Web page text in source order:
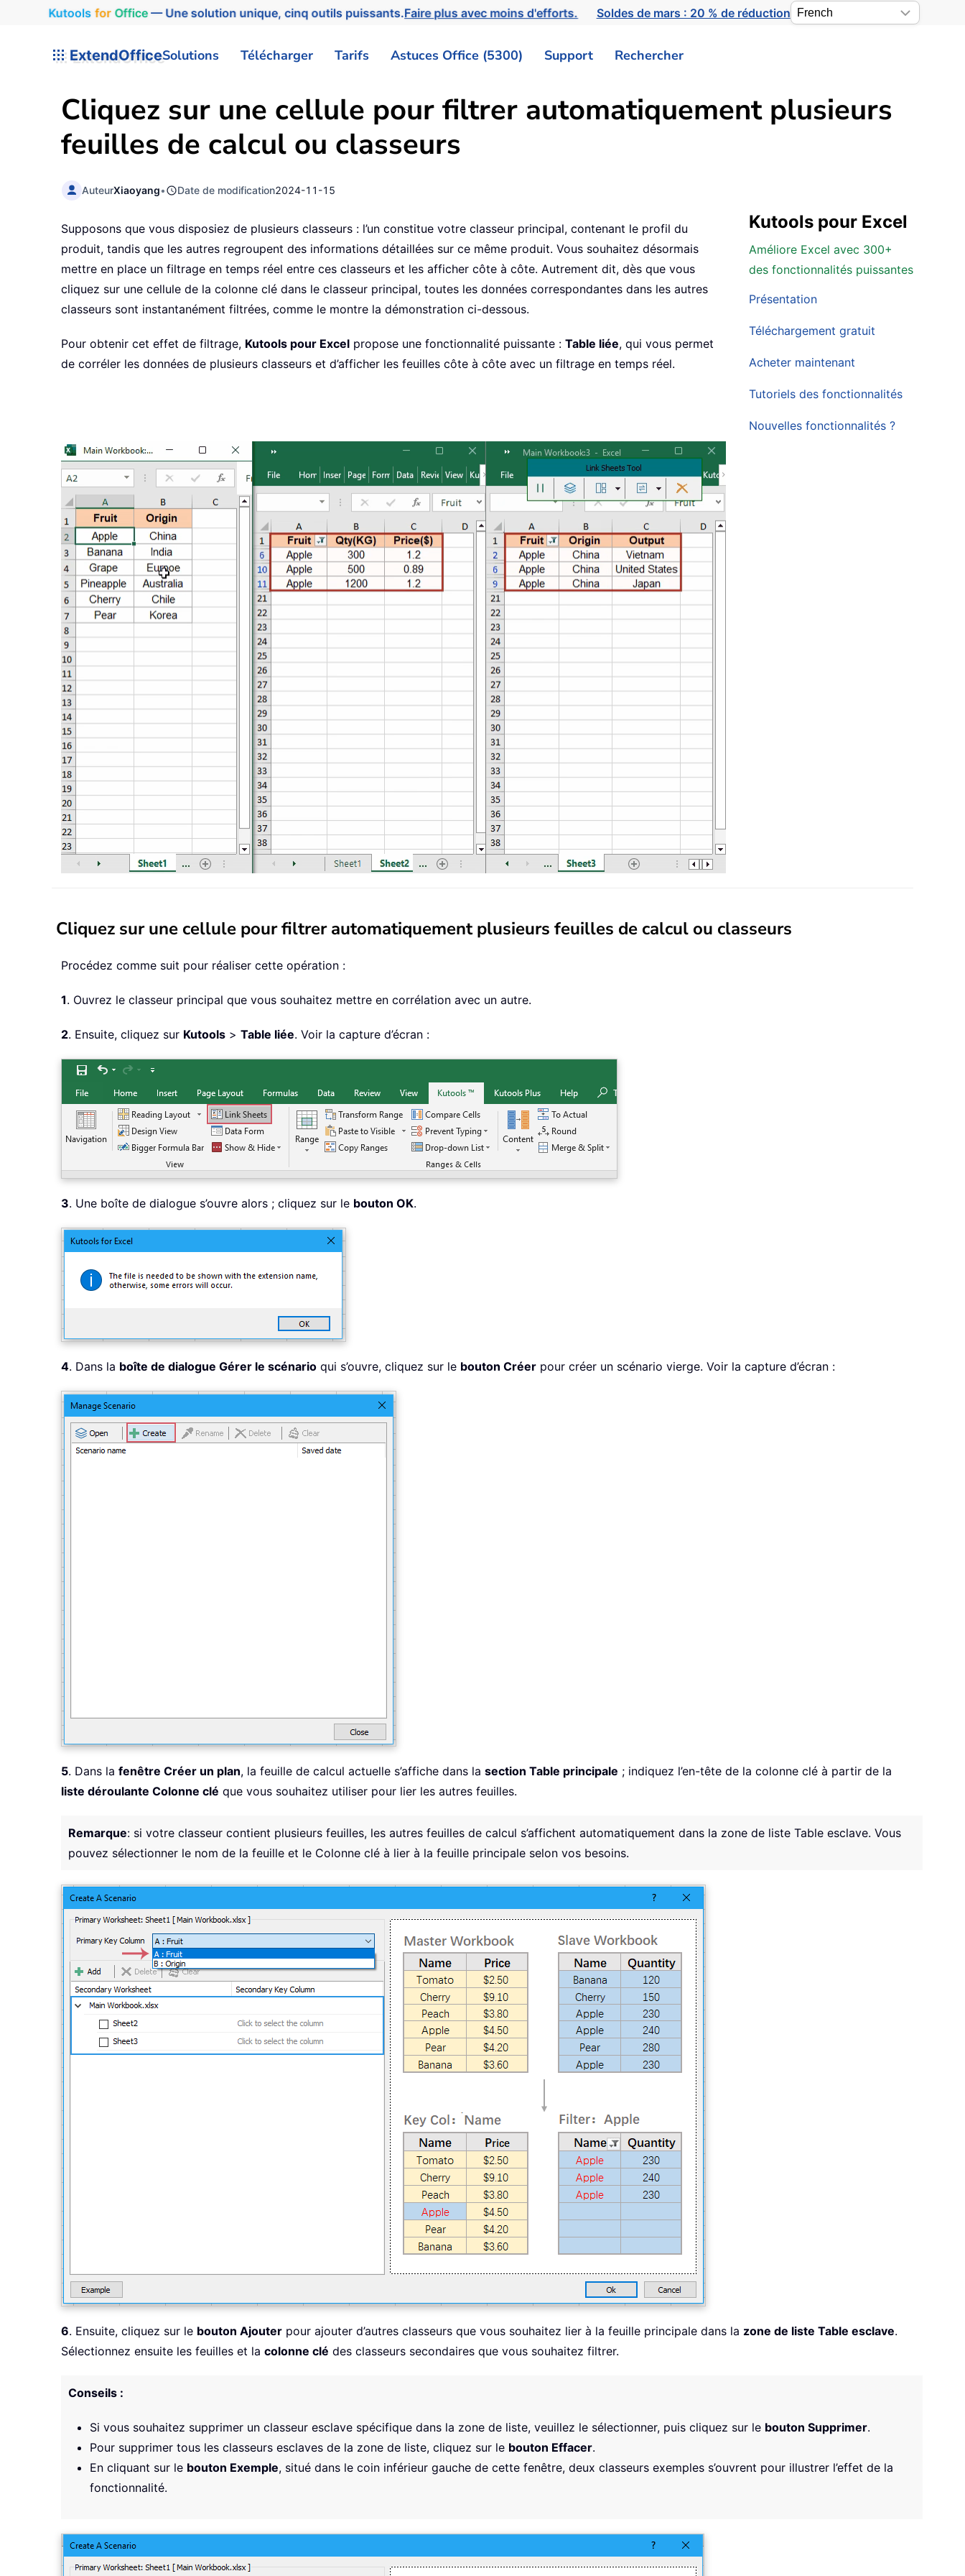
Kutools for Office— Une solution unique, cinq outils puissants.Faire plus avec moins d'efforts. Soldes de mars : 20 % de réduction
ExtendOfficeSolutions Télécharger Tarifs Astuces Office (5300) Support Rechercher
Cliquez sur une cellule pour filtrer automatiquement plusieurs
feuilles de calcul ou classeurs
AuteurXiaoyang• Date de modification2024-11-15
Kutools pour Excel
Améliore Excel avec 300+
des fonctionnalités puissantes
Présentation
Téléchargement gratuit
Acheter maintenant
Tutoriels des fonctionnalités
Nouvelles fonctionnalités ?
Supposons que vous disposiez de plusieurs classeurs : l’un constitue votre classeur principal, contenant le profil du
produit, tandis que les autres regroupent des informations détaillées sur ce même produit. Vous souhaitez désormais
mettre en place un filtrage en temps réel entre ces classeurs et les afficher côte à côte. Autrement dit, dès que vous
cliquez sur une cellule de la colonne clé dans le classeur principal, toutes les données correspondantes dans les autres
classeurs sont instantanément filtrées, comme le montre la démonstration ci-dessous.
Pour obtenir cet effet de filtrage, Kutools pour Excel propose une fonctionnalité puissante : Table liée, qui vous permet
de corréler les données de plusieurs classeurs et d’afficher les feuilles côte à côte avec un filtrage en temps réel.
Cliquez sur une cellule pour filtrer automatiquement plusieurs feuilles de calcul ou classeurs
Procédez comme suit pour réaliser cette opération :
1. Ouvrez le classeur principal que vous souhaitez mettre en corrélation avec un autre.
2. Ensuite, cliquez sur Kutools > Table liée. Voir la capture d’écran :
3. Une boîte de dialogue s’ouvre alors ; cliquez sur le bouton OK.
4. Dans la boîte de dialogue Gérer le scénario qui s’ouvre, cliquez sur le bouton Créer pour créer un scénario vierge. Voir la capture d’écran :
5. Dans la fenêtre Créer un plan, la feuille de calcul actuelle s’affiche dans la section Table principale ; indiquez l’en-tête de la colonne clé à partir de la
liste déroulante Colonne clé que vous souhaitez utiliser pour lier les autres feuilles.
Remarque: si votre classeur contient plusieurs feuilles, les autres feuilles de calcul s’affichent automatiquement dans la zone de liste Table esclave. Vous
pouvez sélectionner le nom de la feuille et le Colonne clé à lier à la feuille principale selon vos besoins.
6. Ensuite, cliquez sur le bouton Ajouter pour ajouter d’autres classeurs que vous souhaitez lier à la feuille principale dans la zone de liste Table esclave.
Sélectionnez ensuite les feuilles et la colonne clé des classeurs secondaires que vous souhaitez filtrer.
Conseils :
Si vous souhaitez supprimer un classeur esclave spécifique dans la zone de liste, veuillez le sélectionner, puis cliquez sur le bouton Supprimer.
Pour supprimer tous les classeurs esclaves de la zone de liste, cliquez sur le bouton Effacer.
En cliquant sur le bouton Exemple, situé dans le coin inférieur gauche de cette fenêtre, deux classeurs exemples s’ouvrent pour illustrer l’effet de la
fonctionnalité.